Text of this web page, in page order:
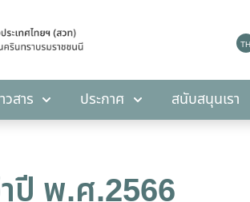
วสาร ประกาศ สนับสนุนเรา
สนับสนุนเรา
ปี พ.ศ.2566